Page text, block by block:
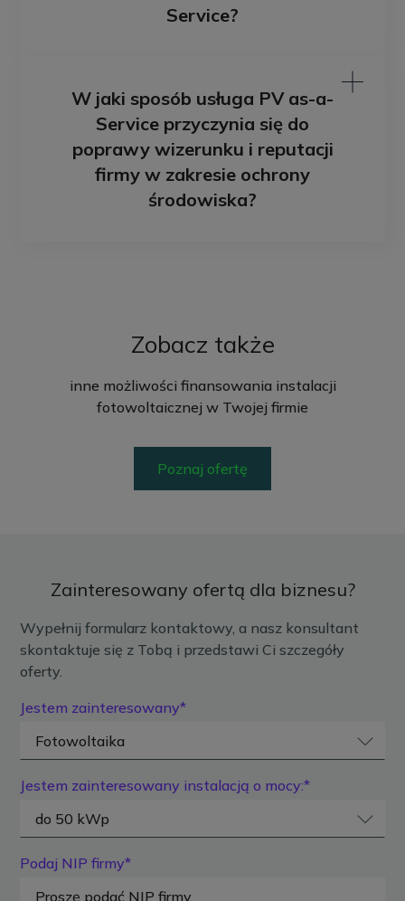
Service?
W jaki sposób usługa PV as-a-
Service przyczynia się do
poprawy wizerunku i reputacji
firmy w zakresie ochrony
środowiska?
Zobacz także
inne możliwości finansowania instalacji
fotowoltaicznej w Twojej firmie
Poznaj ofertę
Zainteresowany ofertą dla biznesu?
Wypełnij formularz kontaktowy, a nasz konsultant
skontaktuje się z Tobą i przedstawi Ci szczegóły
oferty.
Jestem zainteresowany*
Jestem zainteresowany instalacją o mocy:*
Podaj NIP firmy*